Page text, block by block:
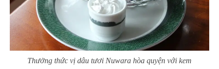
Thưởng thức vị dâu tươi Nuwara hòa quyện với kem